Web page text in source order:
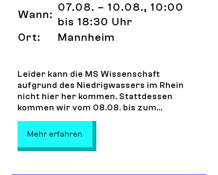
Wann:
07.08. – 10.08., 10:00
bis 18:30 Uhr
Ort:
Mannheim
Leider kann die MS Wissenschaft
aufgrund des Niedrigwassers im Rhein
nicht hier her kommen. Stattdessen
kommen wir vom 08.08. bis zum...
Mehr erfahren